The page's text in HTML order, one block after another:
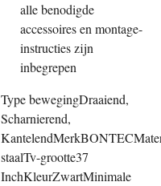
alle benodigde
accessoires en montage-
instructies zijn
inbegrepen
Type bewegingDraaiend,
Scharnierend,
staalTv-grootte37
InchKleurZwartMinimale